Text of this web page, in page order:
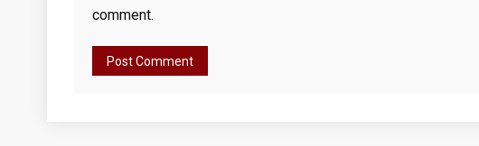
comment.